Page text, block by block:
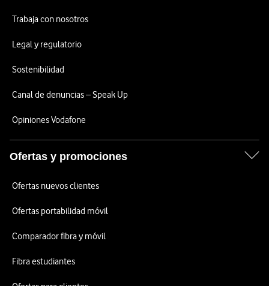
Trabaja con nosotros
Legal y regulatorio
Sostenibilidad
Canal de denuncias – Speak Up
Opiniones Vodafone
Ofertas y promociones
Ofertas nuevos clientes
Ofertas portabilidad móvil
Comparador fibra y móvil
Fibra estudiantes